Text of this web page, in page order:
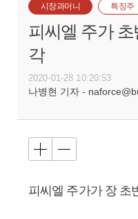
시장과머니 특징주
피씨엘 주가
각
2020-01-28 10:20:53
나병현 기자 -
피씨엘 주가가 장 초